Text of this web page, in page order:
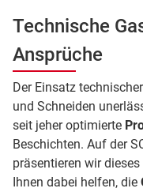
Technische
Ansprüche
Der Einsatz
und Schneiden
seit jeher optimierte
Beschichten. Auf der
präsentieren wir
Ihnen dabei helfen, die